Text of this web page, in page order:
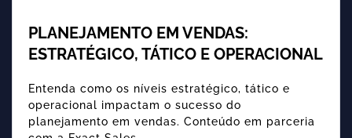
PLANEJAMENTO EM VENDAS:
ESTRATÉGICO, TÁTICO E OPERACIONAL
Entenda como os níveis estratégico, tático e
operacional impactam o sucesso do
planejamento em vendas. Conteúdo em parceria